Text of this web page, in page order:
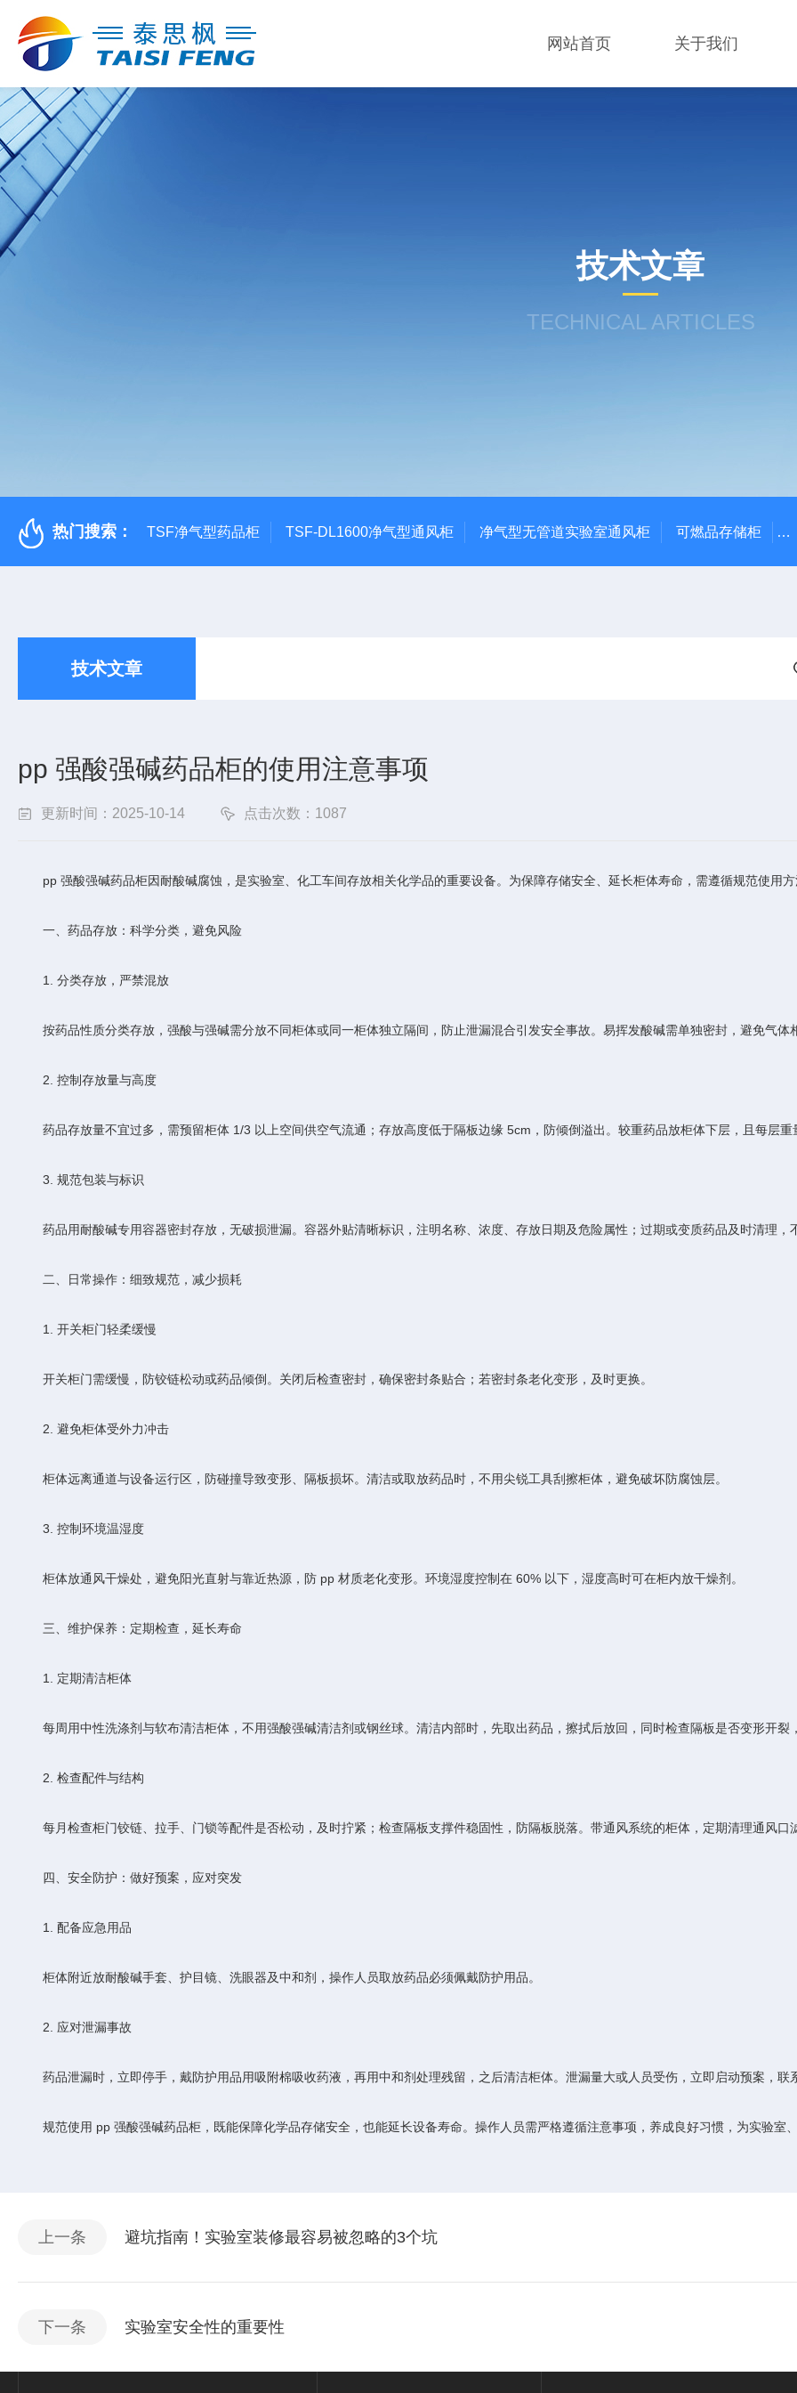
网站首页 关于我们
技术文章
TECHNICAL ARTICLES
热门搜索： TSF净气型药品柜 TSF-DL1600净气型通风柜 净气型无管道实验室通风柜 可燃品存储柜
技术文章
pp 强酸强碱药品柜的使用注意事项​
更新时间：2025-10-14 点击次数：1087
pp 强酸强碱药品柜因耐酸碱腐蚀，是实验室、化工车间存放相关化学品的重要设备。为保障存储安全、延长柜体寿命，需遵循规范使用方
一、药品存放：科学分类，避免风险
1. 分类存放，严禁混放
按药品性质分类存放，强酸与强碱需分放不同柜体或同一柜体独立隔间，防止泄漏混合引发安全事故。易挥发酸碱需单独密封，避免气体
2. 控制存放量与高度
药品存放量不宜过多，需预留柜体 1/3 以上空间供空气流通；存放高度低于隔板边缘 5cm，防倾倒溢出。较重药品放柜体下层，且每层重
3. 规范包装与标识
药品用耐酸碱专用容器密封存放，无破损泄漏。容器外贴清晰标识，注明名称、浓度、存放日期及危险属性；过期或变质药品及时清理，
二、日常操作：细致规范，减少损耗
1. 开关柜门轻柔缓慢
开关柜门需缓慢，防铰链松动或药品倾倒。关闭后检查密封，确保密封条贴合；若密封条老化变形，及时更换。
2. 避免柜体受外力冲击
柜体远离通道与设备运行区，防碰撞导致变形、隔板损坏。清洁或取放药品时，不用尖锐工具刮擦柜体，避免破坏防腐蚀层。
3. 控制环境温湿度
柜体放通风干燥处，避免阳光直射与靠近热源，防 pp 材质老化变形。环境湿度控制在 60% 以下，湿度高时可在柜内放干燥剂。
三、维护保养：定期检查，延长寿命
1. 定期清洁柜体
每周用中性洗涤剂与软布清洁柜体，不用强酸强碱清洁剂或钢丝球。清洁内部时，先取出药品，擦拭后放回，同时检查隔板是否变形开裂
2. 检查配件与结构
每月检查柜门铰链、拉手、门锁等配件是否松动，及时拧紧；检查隔板支撑件稳固性，防隔板脱落。带通风系统的柜体，定期清理通风口
四、安全防护：做好预案，应对突发
1. 配备应急用品
柜体附近放耐酸碱手套、护目镜、洗眼器及中和剂，操作人员取放药品必须佩戴防护用品。
2. 应对泄漏事故
药品泄漏时，立即停手，戴防护用品用吸附棉吸收药液，再用中和剂处理残留，之后清洁柜体。泄漏量大或人员受伤，立即启动预案，联
规范使用 pp 强酸强碱药品柜，既能保障化学品存储安全，也能延长设备寿命。操作人员需严格遵循注意事项，养成良好习惯，为实验室、
上一条 避坑指南！实验室装修最容易被忽略的3个坑
下一条 实验室安全性的重要性